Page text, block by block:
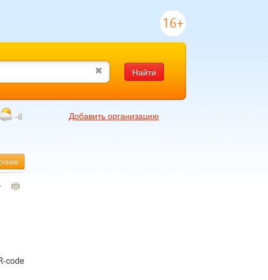
16+
Найти
-6
Добавить организацию